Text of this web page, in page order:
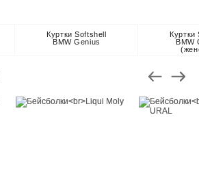
Куртки Softshell
BMW Genius
Куртки
BMW